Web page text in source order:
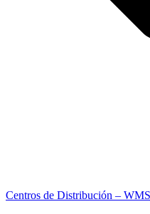
Centros de Distribución – WMS